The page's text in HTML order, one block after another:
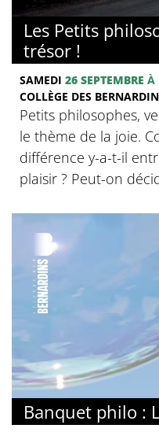
Les Petits
trésor !
SAMEDI 26 SEPTEMBRE À
COLLÈGE DES
Petits philosophes,
le thème de la joie.
différence y-a-t-il
plaisir ? Peut-on
Banquet philo :